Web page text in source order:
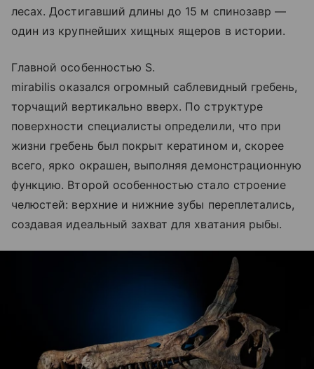
лесах. Достигавший длины до 15 м спинозавр —
один из крупнейших хищных ящеров в истории.
Главной особенностью S.
mirabilis оказался огромный саблевидный гребень,
торчащий вертикально вверх. По структуре
поверхности специалисты определили, что при
жизни гребень был покрыт кератином и, скорее
всего, ярко окрашен, выполняя демонстрационную
функцию. Второй особенностью стало строение
челюстей: верхние и нижние зубы переплетались,
создавая идеальный захват для хватания рыбы.